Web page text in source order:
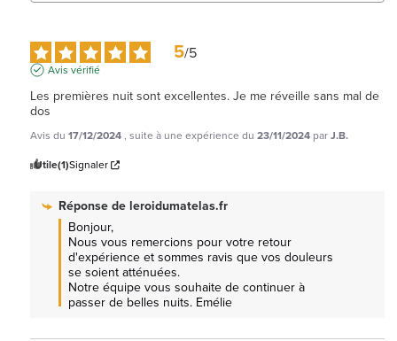
5/5
Avis vérifié
Les premières nuit sont excellentes. Je me réveille sans mal de
dos
Avis du 17/12/2024, suite à une expérience du 23/11/2024 parJ.B.
Utile(1)Signaler
Réponse deleroidumatelas.fr
Bonjour,
Nous vous remercions pour votre retour
d'expérience et sommes ravis que vos douleurs
se soient atténuées.
Notre équipe vous souhaite de continuer à
passer de belles nuits. Emélie